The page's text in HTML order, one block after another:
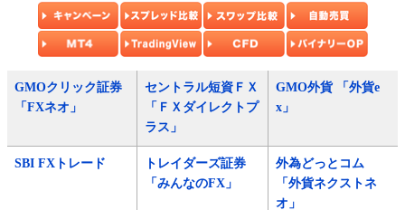
GMOクリック証券
「FXネオ」
セントラル短資ＦＸ
「ＦＸダイレクトプ
ラス」
GMO外貨 「外貨e
x」
SBI FXトレード
トレイダーズ証券
「みんなのFX」
外為どっとコム
「外貨ネクストネ
オ」